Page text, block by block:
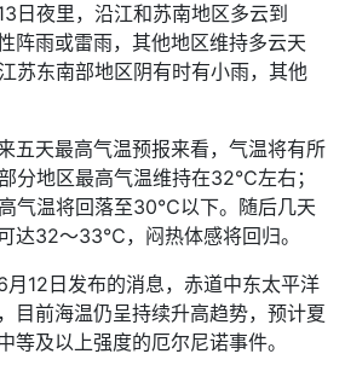
夜里，沿江和苏南地区多云到
阵雨或雷雨，其他地区维持多云天
苏东南部地区阴有时有小雨，其他
天最高气温预报来看，气温将有所
分地区最高气温维持在32℃左右；
气温将回落至30℃以下。随后几天
达32～33℃，闷热体感将回归。
12日发布的消息，赤道中东太平洋
目前海温仍呈持续升高趋势，预计夏
等及以上强度的厄尔尼诺事件。